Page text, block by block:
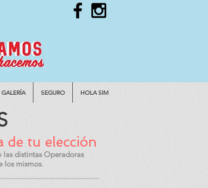
GALERÍA SEGURO HOLA SIM
de tu elección
distintas Operadoras
los mismos.